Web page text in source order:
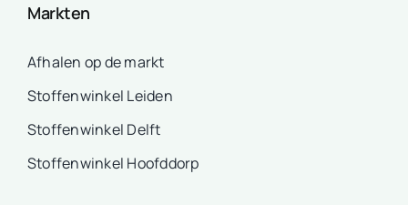
Markten
Afhalen op de markt
Stoffenwinkel Leiden
Stoffenwinkel Delft
Stoffenwinkel Hoofddorp